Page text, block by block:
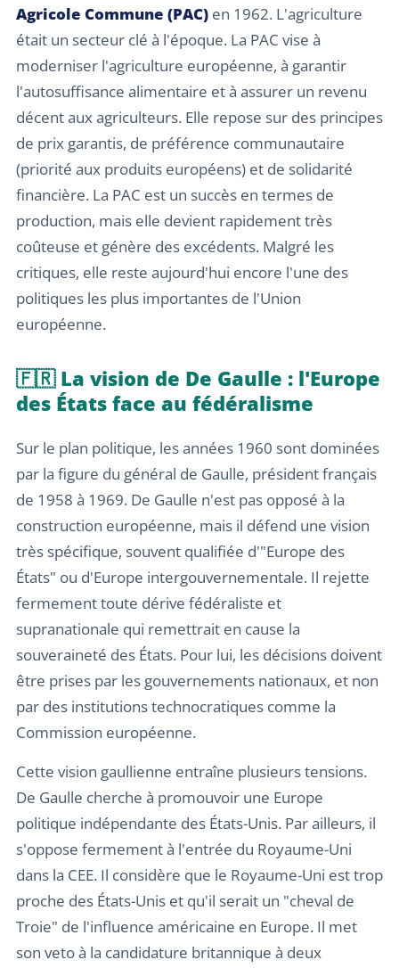
Agricole Commune (PAC) en 1962. L'agriculture
était un secteur clé à l'époque. La PAC vise à
moderniser l'agriculture européenne, à garantir
l'autosuffisance alimentaire et à assurer un revenu
décent aux agriculteurs. Elle repose sur des principes
de prix garantis, de préférence communautaire
(priorité aux produits européens) et de solidarité
financière. La PAC est un succès en termes de
production, mais elle devient rapidement très
coûteuse et génère des excédents. Malgré les
critiques, elle reste aujourd'hui encore l'une des
politiques les plus importantes de l'Union
européenne.
🇫🇷 La vision de De Gaulle : l'Europe
des États face au fédéralisme
Sur le plan politique, les années 1960 sont dominées
par la figure du général de Gaulle, président français
de 1958 à 1969. De Gaulle n'est pas opposé à la
construction européenne, mais il défend une vision
très spécifique, souvent qualifiée d'"Europe des
États" ou d'Europe intergouvernementale. Il rejette
fermement toute dérive fédéraliste et
supranationale qui remettrait en cause la
souveraineté des États. Pour lui, les décisions doivent
être prises par les gouvernements nationaux, et non
par des institutions technocratiques comme la
Commission européenne.
Cette vision gaullienne entraîne plusieurs tensions.
De Gaulle cherche à promouvoir une Europe
politique indépendante des États-Unis. Par ailleurs, il
s'oppose fermement à l'entrée du Royaume-Uni
dans la CEE. Il considère que le Royaume-Uni est trop
proche des États-Unis et qu'il serait un "cheval de
Troie" de l'influence américaine en Europe. Il met
son veto à la candidature britannique à deux